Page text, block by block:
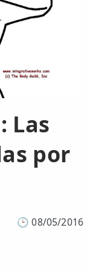
Las
por
🕒 08/05/2016